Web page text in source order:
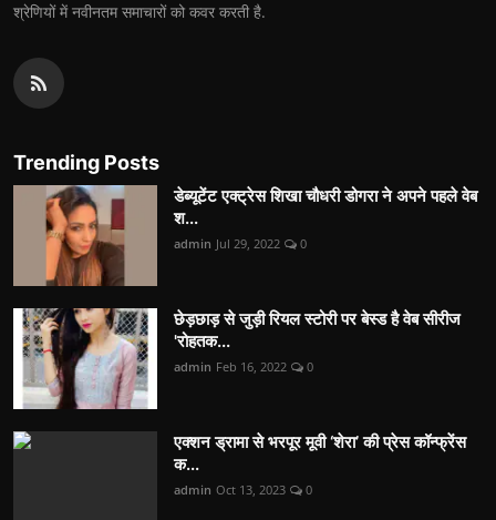
श्रेणियों में नवीनतम समाचारों को कवर करती है.
Trending Posts
डेब्यूटेंट एक्ट्रेस शिखा चौधरी डोगरा ने अपने पहले वेब
श...
admin Jul 29, 2022 0
छेड़छाड़ से जुड़ी रियल स्टोरी पर बेस्ड है वेब सीरीज
'रोहतक...
admin Feb 16, 2022 0
एक्शन ड्रामा से भरपूर मूवी ‘शेरा’ की प्रेस कॉन्फ्रेंस
क...
admin Oct 13, 2023 0